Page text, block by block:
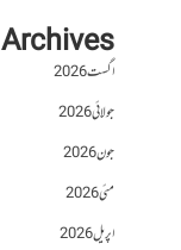
Archives
اگست 2026
جولائی 2026
جون 2026
مئی 2026
اپریل 2026